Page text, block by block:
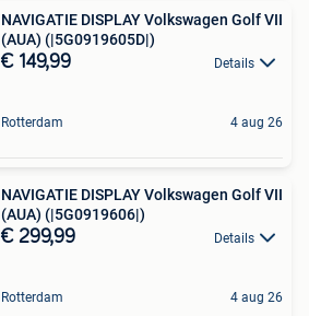
NAVIGATIE DISPLAY Volkswagen Golf VII
(AUA) (|5G0919605D|)
€ 149,99 Details
Rotterdam 4 aug 26
NAVIGATIE DISPLAY Volkswagen Golf VII
(AUA) (|5G0919606|)
€ 299,99 Details
Rotterdam 4 aug 26